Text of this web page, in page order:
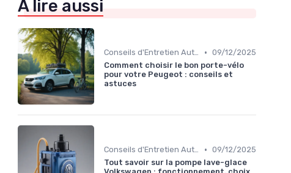
À lire aussi
Conseils d'Entretien Auto • 09/12/2025
Comment choisir le bon porte-vélo
pour votre Peugeot : conseils et
astuces
Conseils d'Entretien Auto • 09/12/2025
Tout savoir sur la pompe lave-glace